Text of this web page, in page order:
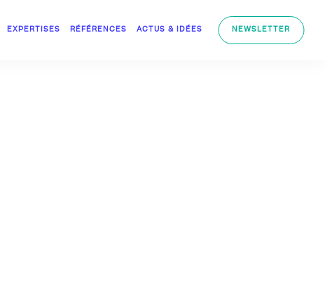
EXPERTISES RÉFÉRENCES ACTUS & IDÉES NEWSLETTER